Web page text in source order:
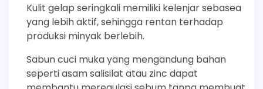
Kulit gelap seringkali memiliki kelenjar sebasea
yang lebih aktif, sehingga rentan terhadap
produksi minyak berlebih.
Sabun cuci muka yang mengandung bahan
seperti asam salisilat atau zinc dapat